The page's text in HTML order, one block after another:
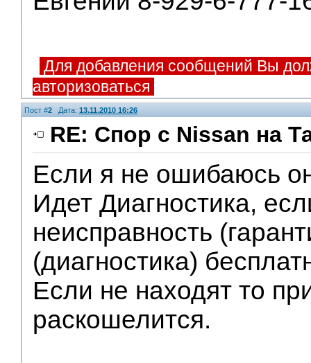
Для добавления сообщений Вы
авторизоваться
Пост #2 Дата: 13.11.2010 16:26
RE: Спор с Nissan на
Если я не ошибаюсь
Идет Диагностика,
неисправность
(диагностика)
Если не находят то
раскошелится.